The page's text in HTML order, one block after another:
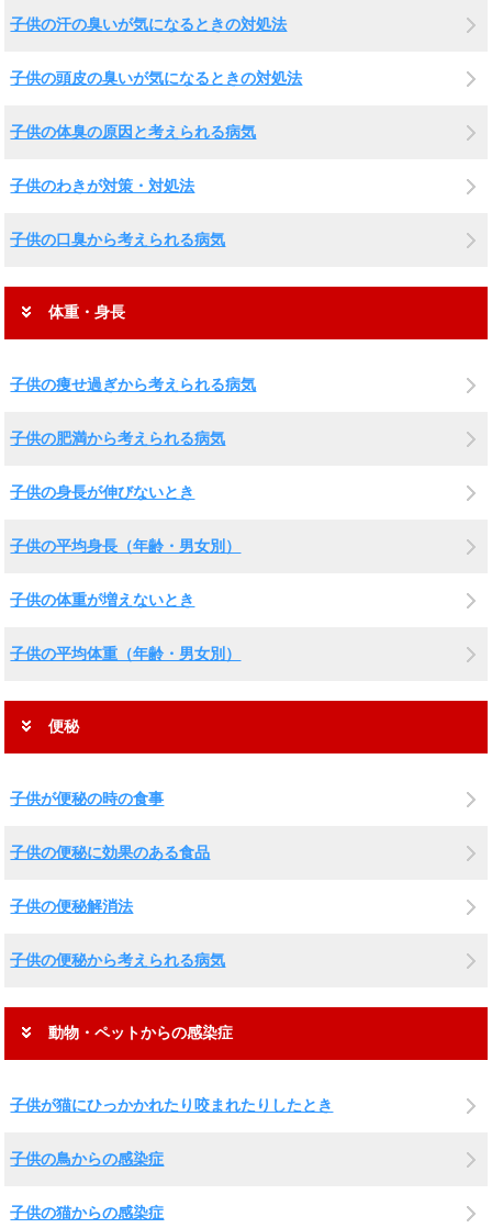
子供の汗の臭いが気になるときの対処法
子供の頭皮の臭いが気になるときの対処法
子供の体臭の原因と考えられる病気
子供のわきが対策・対処法
子供の口臭から考えられる病気
体重・身長
子供の痩せ過ぎから考えられる病気
子供の肥満から考えられる病気
子供の身長が伸びないとき
子供の平均身長（年齢・男女別）
子供の体重が増えないとき
子供の平均体重（年齢・男女別）
便秘
子供が便秘の時の食事
子供の便秘に効果のある食品
子供の便秘解消法
子供の便秘から考えられる病気
動物・ペットからの感染症
子供が猫にひっかかれたり咬まれたりしたとき
子供の鳥からの感染症
子供の猫からの感染症